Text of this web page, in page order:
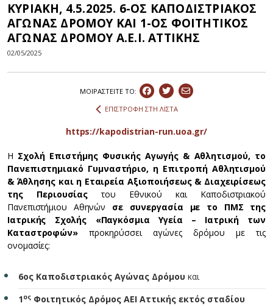
ΚΥΡΙΑΚΗ, 4.5.2025. 6-ΟΣ ΚΑΠΟΔΙΣΤΡΙΑΚΟΣ
ΑΓΩΝΑΣ ΔΡΟΜΟΥ ΚΑΙ 1-ΟΣ ΦΟΙΤΗΤΙΚΟΣ
ΑΓΩΝΑΣ ΔΡΟΜΟΥ Α.Ε.Ι. ΑΤΤΙΚΗΣ
02/05/2025
ΜΟΙΡΑΣΤEIΤΕ ΤΟ:
ΕΠΙΣΤΡΟΦΗ ΣΤΗ ΛΙΣΤΑ
https://kapodistrian-run.uoa.gr/
Η Σχολή Επιστήμης Φυσικής Αγωγής & Αθλητισμού, το
Πανεπιστημιακό Γυμναστήριο, η Επιτροπή Αθλητισμού
& Άθλησης και η Εταιρεία Αξιοποιήσεως & Διαχειρίσεως
της Περιουσίας του Εθνικού και Καποδιστριακού
Πανεπιστήμιου Αθηνών σε συνεργασία με το ΠΜΣ της
Ιατρικής Σχολής «Παγκόσμια Υγεία – Ιατρική των
Καταστροφών» προκηρύσσει αγώνες δρόμου με τις
ονομασίες:
6ος Καποδιστριακός Αγώνας Δρόμου και
1ος Φοιτητικός Δρόμος ΑΕΙ Αττικής εκτός σταδίου